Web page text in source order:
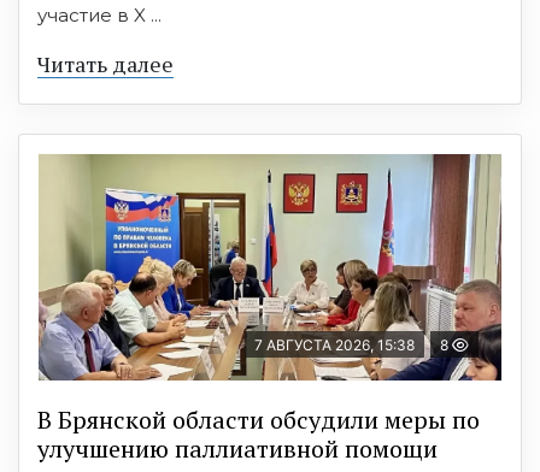
участие в X ...
Читать далее
7 АВГУСТА 2026, 15:38 8
В Брянской области обсудили меры по
улучшению паллиативной помощи